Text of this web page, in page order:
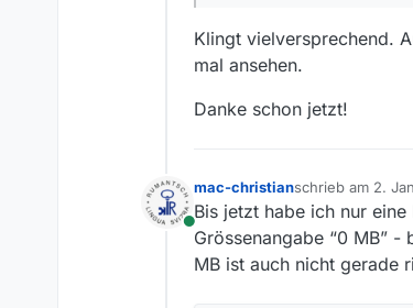
P.S. Die
Klingt vielversprechend.
mal ansehen.
Danke schon jetzt!
Online
mac-christianschrieb am 2.
zuletzt editiert
Bis jetzt habe ich nur
Grössenangabe “0 MB”
MB ist auch nicht gerade